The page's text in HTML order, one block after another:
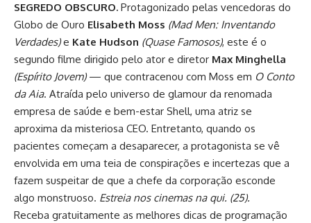
SEGREDO OBSCURO. Protagonizado pelas vencedoras do
Globo de Ouro Elisabeth Moss (Mad Men: Inventando
Verdades)e Kate Hudson (Quase Famosos), este é o
segundo filme dirigido pelo ator e diretor Max Minghella
(Espírito Jovem)— que contracenou com Moss em O Conto
da Aia. Atraída pelo universo de glamour da renomada
empresa de saúde e bem-estar Shell, uma atriz se
aproxima da misteriosa CEO. Entretanto, quando os
pacientes começam a desaparecer, a protagonista se vê
envolvida em uma teia de conspirações e incertezas que a
fazem suspeitar de que a chefe da corporação esconde
algo monstruoso. Estreia nos cinemas na qui. (25).
Receba gratuitamente as melhores dicas de programação